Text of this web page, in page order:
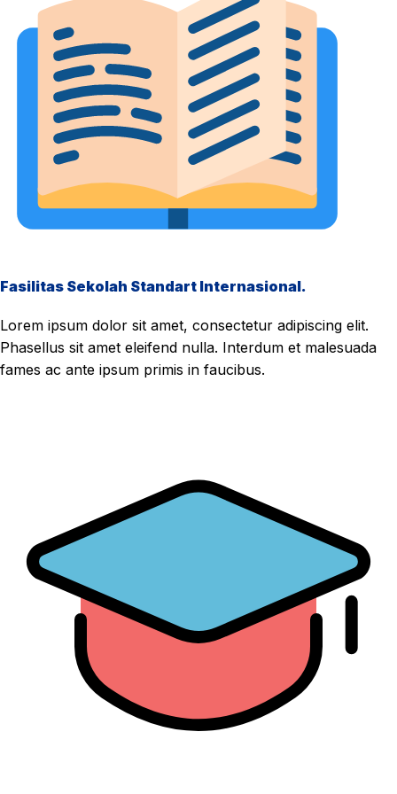
Fasilitas Sekolah Standart Internasional.
Lorem ipsum dolor sit amet, consectetur adipiscing elit.
Phasellus sit amet eleifend nulla. Interdum et malesuada
fames ac ante ipsum primis in faucibus.